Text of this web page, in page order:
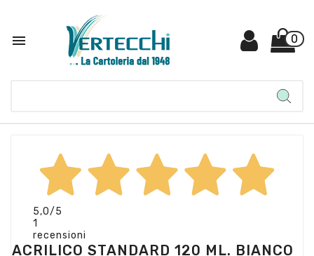
 0
5,0/5
1
recensioni
ACRILICO STANDARD 120 ML. BIANCO